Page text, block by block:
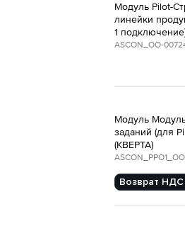
Модуль Pilot-
линейки
1
ASCON_ОО-
Модуль
заданий (для
(КВЕРТА)
Возврат НДС